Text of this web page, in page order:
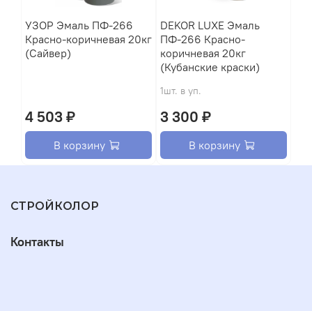
УЗОР Эмаль ПФ-266
Красно-коричневая 20кг
(Сайвер)
4 503 ₽
В корзину
DEKOR LUXE Эмаль
ПФ-266 Красно-
коричневая 20кг
(Кубанские краски)
1шт. в уп.
3 300 ₽
В корзину
СТРОЙКОЛОР
Контакты